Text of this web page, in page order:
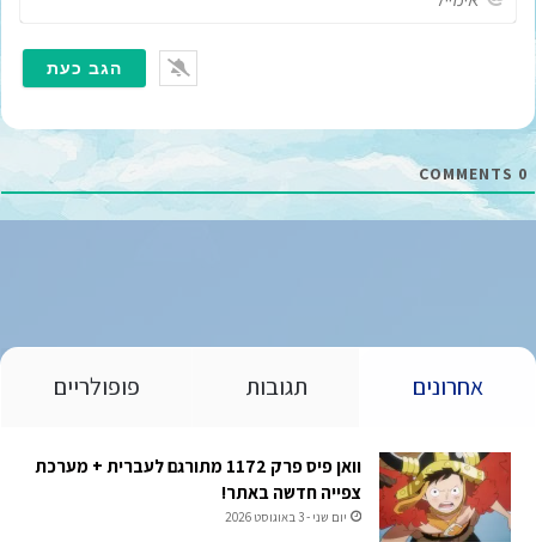
י
ל
0
אחרונים תגובות פופולריים
וואן פיס פרק 1172 מתורגם לעברית + מערכת
צפייה חדשה באתר!
יום שני - 3 באוגוסט 2026